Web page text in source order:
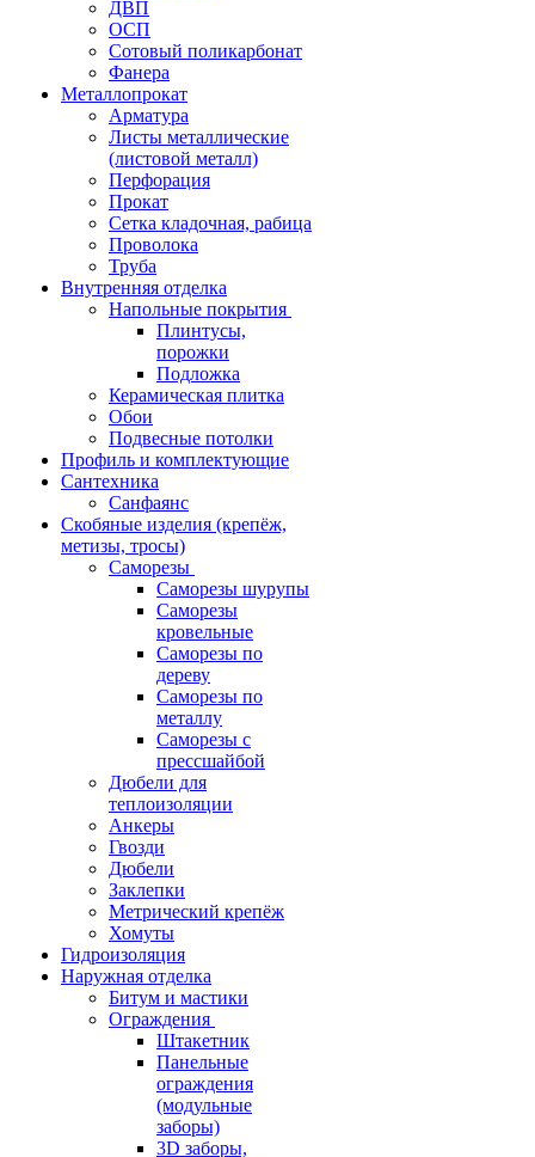
ДВП
ОСП
Сотовый поликарбонат
Фанера
Металлопрокат
Арматура
Листы металлические
(листовой металл)
Перфорация
Прокат
Сетка кладочная, рабица
Проволока
Труба
Внутренняя отделка
Напольные покрытия
Плинтусы,
порожки
Подложка
Керамическая плитка
Обои
Подвесные потолки
Профиль и комплектующие
Сантехника
Санфаянс
Скобяные изделия (крепёж,
метизы, тросы)
Саморезы
Саморезы шурупы
Саморезы
кровельные
Саморезы по
дереву
Саморезы по
металлу
Саморезы с
прессшайбой
Дюбели для
теплоизоляции
Анкеры
Гвозди
Дюбели
Заклепки
Метрический крепёж
Хомуты
Гидроизоляция
Наружная отделка
Битум и мастики
Ограждения
Штакетник
Панельные
ограждения
(модульные
заборы)
3D заборы,